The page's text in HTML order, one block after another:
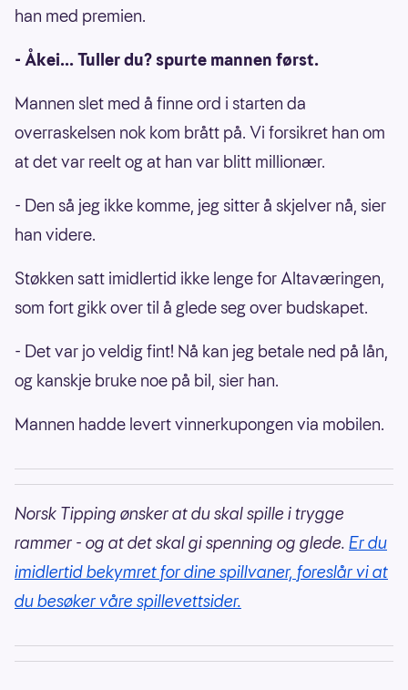
han med premien.
- Åkei... Tuller du? spurte mannen først.
Mannen slet med å finne ord i starten da
overraskelsen nok kom brått på. Vi forsikret han om
at det var reelt og at han var blitt millionær.
- Den så jeg ikke komme, jeg sitter å skjelver nå, sier
han videre.
Støkken satt imidlertid ikke lenge for Altaværingen,
som fort gikk over til å glede seg over budskapet.
- Det var jo veldig fint! Nå kan jeg betale ned på lån,
og kanskje bruke noe på bil, sier han.
Mannen hadde levert vinnerkupongen via mobilen.
Norsk Tipping ønsker at du skal spille i trygge
rammer - og at det skal gi spenning og glede. Er du
imidlertid bekymret for dine spillvaner, foreslår vi at
du besøker våre spillevettsider.